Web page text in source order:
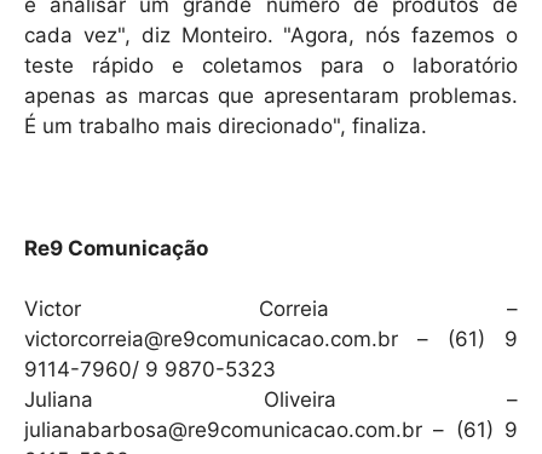
cada vez", diz Monteiro. "Agora, nós fazemos o
teste rápido e coletamos para o laboratório
apenas as marcas que apresentaram problemas.
É um trabalho mais direcionado", finaliza.
Re9 Comunicação
Victor Correia –
victorcorreia@re9comunicacao.com.br – (61) 9
9114-7960/ 9 9870-5323
Juliana Oliveira –
julianabarbosa@re9comunicacao.com.br – (61) 9